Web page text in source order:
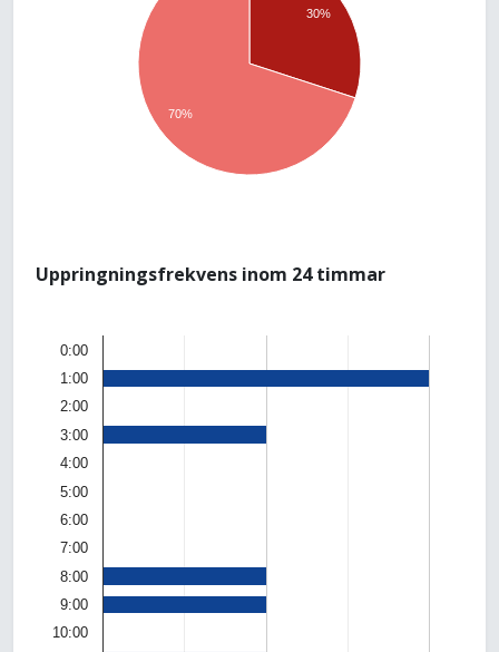
30%
70%
Uppringningsfrekvens inom 24 timmar
0:00
1:00
2:00
3:00
4:00
5:00
6:00
7:00
8:00
9:00
10:00